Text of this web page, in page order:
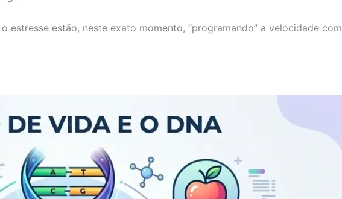
estresse estão, neste exato momento, “programando” a velocidade